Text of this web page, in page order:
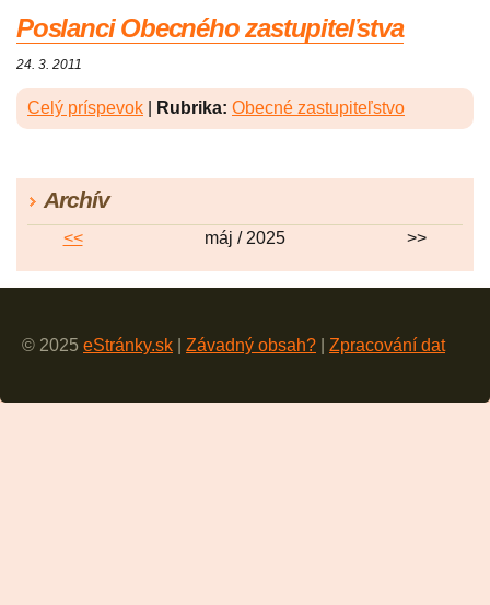
Poslanci Obecného zastupiteľstva
24. 3. 2011
Celý príspevok Rubrika: Obecné zastupiteľstvo
Archív
<< máj / 2025 >>
© 2025 eStránky.sk Závadný obsah? Zpracování dat